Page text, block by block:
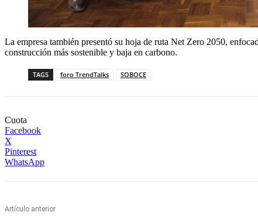
La empresa también presentó su hoja de ruta Net Zero 2050,
construcción más sostenible y baja en carbono.
TAGS foro TrendTalks SOBOCE
Cuota
Facebook
X
Pinterest
WhatsApp
Artículo anterior